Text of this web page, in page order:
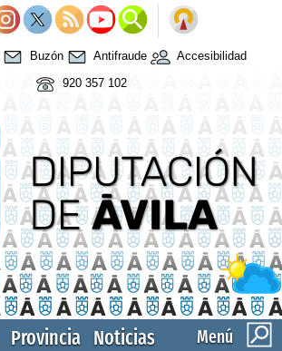
Buzón Antifraude
Accesibilidad
920 357 102
Menú
Provincia Noticias